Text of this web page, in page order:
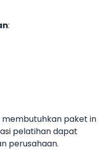
:
paket in
pelatihan dapat
perusahaan.